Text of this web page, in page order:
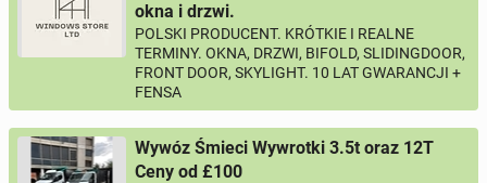
okna i drzwi.
POLSKI PRODUCENT. KRÓTKIE I REALNE
TERMINY. OKNA, DRZWI, BIFOLD, SLIDINGDOOR,
FRONT DOOR, SKYLIGHT. 10 LAT GWARANCJI +
FENSA
Wywóz Śmieci Wywrotki 3.5t oraz 12T
Ceny od £100